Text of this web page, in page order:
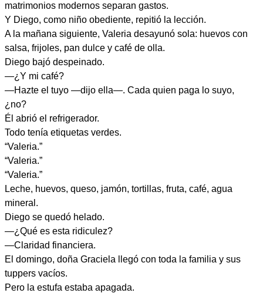
matrimonios modernos separan gastos.
Y Diego, como niño obediente, repitió la lección.
A la mañana siguiente, Valeria desayunó sola: huevos con
salsa, frijoles, pan dulce y café de olla.
Diego bajó despeinado.
—¿Y mi café?
—Hazte el tuyo —dijo ella—. Cada quien paga lo suyo,
¿no?
Él abrió el refrigerador.
Todo tenía etiquetas verdes.
“Valeria.”
“Valeria.”
“Valeria.”
Leche, huevos, queso, jamón, tortillas, fruta, café, agua
mineral.
Diego se quedó helado.
—¿Qué es esta ridiculez?
—Claridad financiera.
El domingo, doña Graciela llegó con toda la familia y sus
tuppers vacíos.
Pero la estufa estaba apagada.